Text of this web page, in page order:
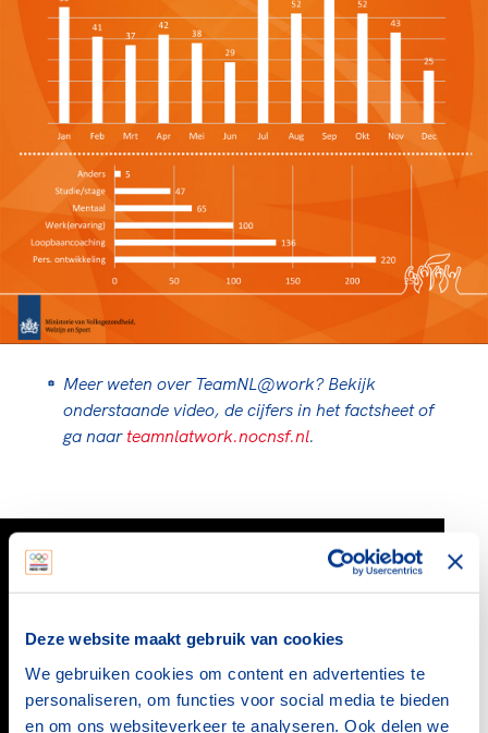
Deze website maakt gebruik van cookies
We gebruiken cookies om content en advertenties te
personaliseren, om functies voor social media te bieden
en om ons websiteverkeer te analyseren. Ook delen we
Meer weten over TeamNL@work? Bekijk
onderstaande video, de cijfers in het factsheet of
ga naar teamnlatwork.nocnsf.nl.